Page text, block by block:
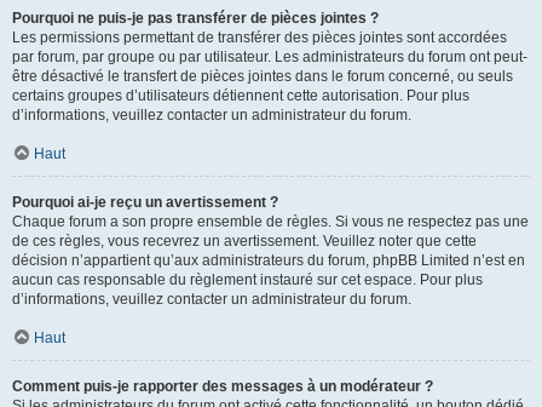
Pourquoi ne puis-je pas transférer de pièces jointes ?
Les permissions permettant de transférer des pièces jointes sont accordées
par forum, par groupe ou par utilisateur. Les administrateurs du forum ont peut-
être désactivé le transfert de pièces jointes dans le forum concerné, ou seuls
certains groupes d’utilisateurs détiennent cette autorisation. Pour plus
d’informations, veuillez contacter un administrateur du forum.
Haut
Pourquoi ai-je reçu un avertissement ?
Chaque forum a son propre ensemble de règles. Si vous ne respectez pas une
de ces règles, vous recevrez un avertissement. Veuillez noter que cette
décision n’appartient qu’aux administrateurs du forum, phpBB Limited n’est en
aucun cas responsable du règlement instauré sur cet espace. Pour plus
d’informations, veuillez contacter un administrateur du forum.
Haut
Comment puis-je rapporter des messages à un modérateur ?